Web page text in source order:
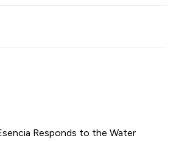
Responds to the Water